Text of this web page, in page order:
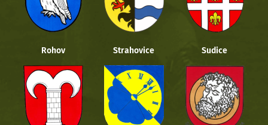
Rohov Strahovice Sudice